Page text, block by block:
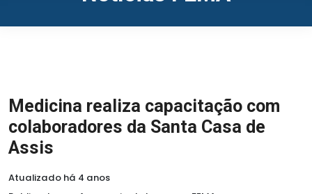
Medicina realiza capacitação com
colaboradores da Santa Casa de
Assis
Atualizado há 4 anos